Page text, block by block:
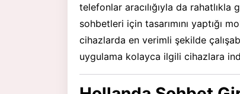
telefonlar aracılığıyla da
sohbetleri için tasarımını yaptığı
cihazlarda en verimli şekilde
uygulama kolayca ilgili cihazlara